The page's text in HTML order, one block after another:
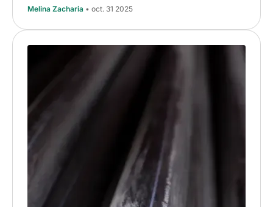
Melina Zacharia • oct. 31 2025